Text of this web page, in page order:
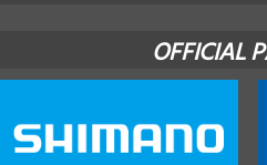
OFFICIAL